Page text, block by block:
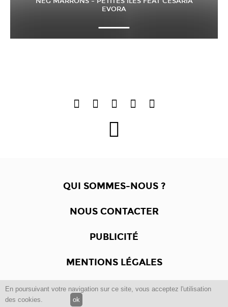
En poursuivant votre navigation sur ce site, vous acceptez l'utilisation
des cookies.
ok
EVORA
QUI SOMMES-NOUS ?
NOUS CONTACTER
PUBLICITÉ
MENTIONS LÉGALES
Copyright © 2012 -2017Dewalgo- Tous droits réservés.